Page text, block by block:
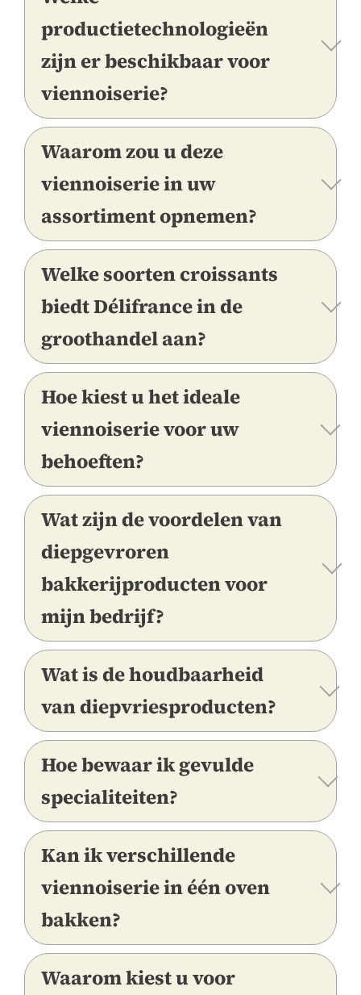
productietechnologieën
zijn er beschikbaar voor
viennoiserie?
Waarom zou u deze
viennoiserie in uw
assortiment opnemen?
Welke soorten croissants
biedt Délifrance in de
groothandel aan?
Hoe kiest u het ideale
viennoiserie voor uw
behoeften?
Wat zijn de voordelen van
diepgevroren
bakkerijproducten voor
mijn bedrijf?
Wat is de houdbaarheid
van diepvriesproducten?
Hoe bewaar ik gevulde
specialiteiten?
Kan ik verschillende
viennoiserie in één oven
bakken?
Waarom kiest u voor